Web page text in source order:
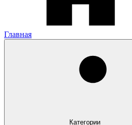
Главная
Категории